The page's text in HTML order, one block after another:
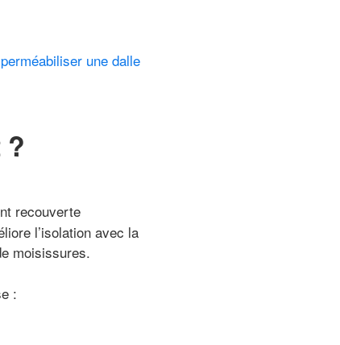
une dalle
?
recouverte
l’isolation avec la
moisissures.
: